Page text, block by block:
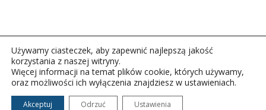
Copyright © 2026Polskie Radio Rzeszów S.A. w likwidacj.
Wszelkie prawa zastrzeżone.
Używamy ciasteczek, aby zapewnić najlepszą jakość
korzystania z naszej witryny.
Więcej informacji na temat plików cookie, których używamy,
oraz możliwości ich wyłączenia znajdziesz w ustawieniach.
Akceptuj Odrzuć Ustawienia